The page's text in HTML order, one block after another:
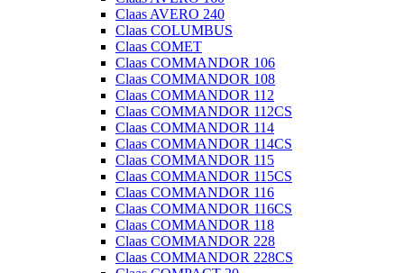
Claas AVERO 240
Claas COLUMBUS
Claas COMET
Claas COMMANDOR 106
Claas COMMANDOR 108
Claas COMMANDOR 112
Claas COMMANDOR 112CS
Claas COMMANDOR 114
Claas COMMANDOR 114CS
Claas COMMANDOR 115
Claas COMMANDOR 115CS
Claas COMMANDOR 116
Claas COMMANDOR 116CS
Claas COMMANDOR 118
Claas COMMANDOR 228
Claas COMMANDOR 228CS